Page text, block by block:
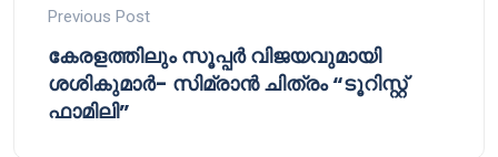
Previous Post
കേരളത്തിലും സൂപ്പർ വിജയവുമായി
ശശികുമാർ- സിമ്രാൻ ചിത്രം “ടൂറിസ്റ്റ്
ഫാമിലി”